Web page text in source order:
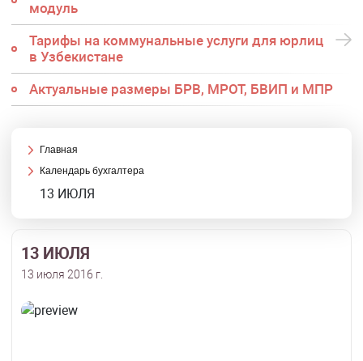
модуль
Тарифы на коммунальные услуги для юрлиц
в Узбекистане
Актуальные размеры БРВ, МРОТ, БВИП и МПР
Главная
Календарь бухгалтера
13 ИЮЛЯ
13 ИЮЛЯ
13 июля 2016 г.